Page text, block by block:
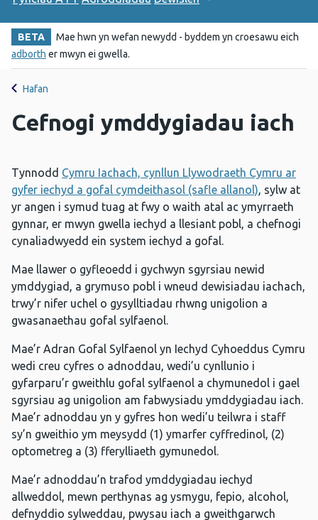
BETA
Mae hwn yn wefan newydd - byddem yn croesawu eich
adborth er mwyn ei gwella.
Hafan
Cefnogi ymddygiadau iach
Tynnodd Cymru Iachach, cynllun Llywodraeth Cymru ar
gyfer iechyd a gofal cymdeithasol (safle allanol), sylw at
yr angen i symud tuag at fwy o waith atal ac ymyrraeth
gynnar, er mwyn gwella iechyd a llesiant pobl, a chefnogi
cynaliadwyedd ein system iechyd a gofal.
Mae llawer o gyfleoedd i gychwyn sgyrsiau newid
ymddygiad, a grymuso pobl i wneud dewisiadau iachach,
trwy’r nifer uchel o gysylltiadau rhwng unigolion a
gwasanaethau gofal sylfaenol.
Mae’r Adran Gofal Sylfaenol yn Iechyd Cyhoeddus Cymru
wedi creu cyfres o adnoddau, wedi’u cynllunio i
gyfarparu’r gweithlu gofal sylfaenol a chymunedol i gael
sgyrsiau ag unigolion am fabwysiadu ymddygiadau iach.
Mae’r adnoddau yn y gyfres hon wedi’u teilwra i staff
sy’n gweithio ym meysydd (1) ymarfer cyffredinol, (2)
optometreg a (3) fferylliaeth gymunedol.
Mae’r adnoddau’n trafod ymddygiadau iechyd
allweddol, mewn perthynas ag ysmygu, fepio, alcohol,
defnyddio sylweddau, pwysau iach a gweithgarwch